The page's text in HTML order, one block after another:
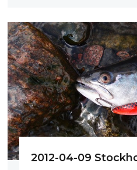
2012-04-09